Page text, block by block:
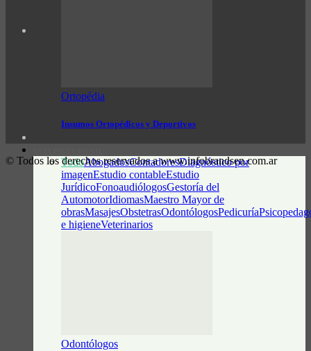
Ortopédia
Insumos Ortopédicos y Deportivos
TodoAbogadosContadoresDiagnóstico por
imagenEstudio contableEstudio
JurídicoFonoaudiólogosGestoría del
AutomotorIdiomasMaestro Mayor de
obrasMasajesObstetrasOdontólogosPedicuría
e higieneVeterinarios
Odontólogos
© Todos los derechos reservados a www.infobrandsen.com.ar